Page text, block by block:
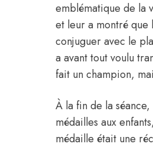
emblématique de la
et leur a montré que
conjuguer avec le
a avant tout voulu
fait un champion,
À la fin de la
médailles aux
médaille était une